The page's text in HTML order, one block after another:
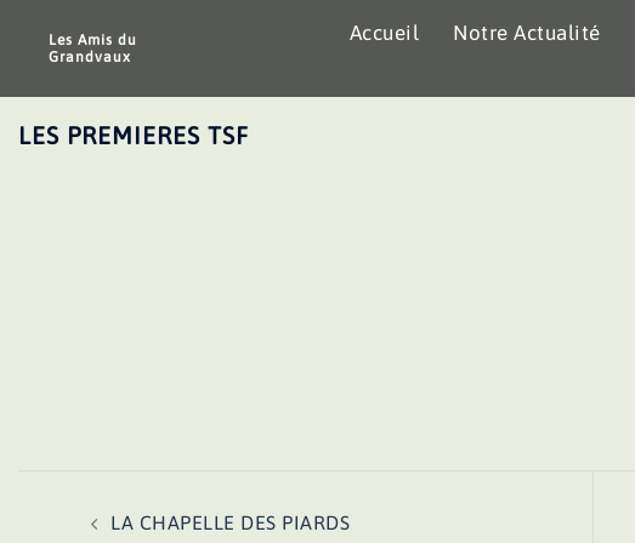
Les Amis du
Grandvaux
Accueil Notre Actualité
LES PREMIERES TSF
LA CHAPELLE DES PIARDS